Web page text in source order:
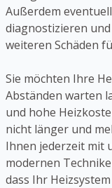
Außerdem
diagnostizieren
weiteren Schäden
Sie möchten Ihre
Abständen warten
und hohe
nicht länger und
Ihnen jederzeit mit
modernen
dass Ihr